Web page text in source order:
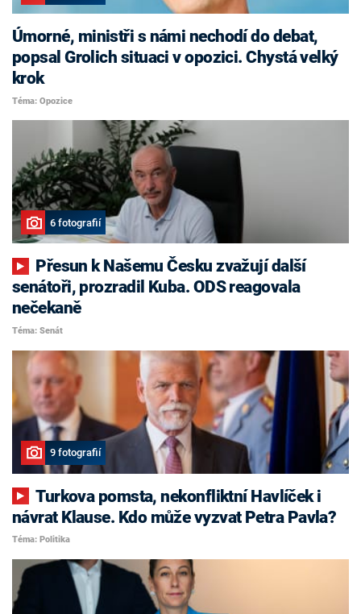
Úmorné, ministři s námi nechodí do debat,
popsal Grolich situaci v opozici. Chystá velký
krok
Téma: Opozice
6 fotografií
senátoři, prozradil Kuba. ODS reagovala
nečekaně
Téma: Senát
9 fotografií
Turkova pomsta, nekonfliktní Havlíček i
návrat Klause. Kdo může vyzvat Petra Pavla?
Téma: Politika